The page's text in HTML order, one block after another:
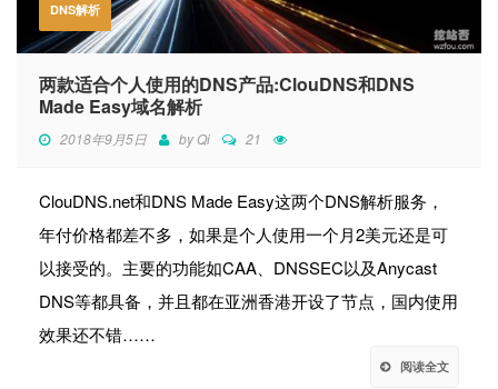
DNS解析
两款适合个人使用的DNS产品:ClouDNS和DNS
Made Easy域名解析
2018年9月5日 byQi 21
ClouDNS.net和DNS Made Easy这两个DNS解析服务，
年付价格都差不多，如果是个人使用一个月2美元还是可
以接受的。主要的功能如CAA、DNSSEC以及Anycast
DNS等都具备，并且都在亚洲香港开设了节点，国内使用
效果还不错……
阅读全文